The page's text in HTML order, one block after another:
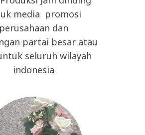
media promosi
perusahaan dan
partai besar atau
seluruh wilayah
indonesia